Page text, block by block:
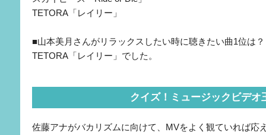
TETORA「レイリー」
■山本美月さんがリラックスしたい時に聴きたい曲1位は？
TETORA「レイリー」でした。
クイズ！ミュージックビデオ
佐藤アナがバカリズムに向けて、MVをよく観ていれば応